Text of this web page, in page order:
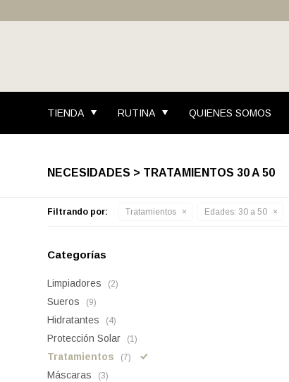
TIENDA RUTINA QUIENES SOMOS
NECESIDADES > TRATAMIENTOS 30 A 50
Filtrando por: Tratamientos Edades: 30 a 50
Categorías
Limpiadores (2)
Sueros (9)
Hidratantes (4)
Protección Solar (1)
Tratamientos (7)
Máscaras (3)